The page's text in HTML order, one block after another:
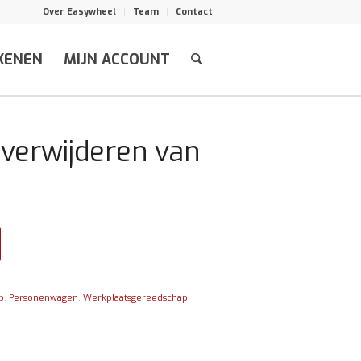
Over Easywheel Team Contact
MIJN ACCOUNT
van
, Personenwagen,Werkplaatsgereedschap